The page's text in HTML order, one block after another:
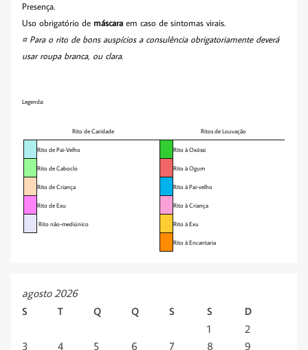
Presença.
Uso obrigatório de máscara em caso de sintomas virais.
¤ Para o rito de bons auspícios a consulência obrigatoriamente deverá
usar roupa branca, ou clara.
Legenda:
Rito de Caridade Ritos de Louvação
Rito de Pai-Velho Rito à Oxóssi
Rito de Caboclo Rito à Ogum
Rito de Criança Rito à Pai-velho
Rito de Exu Rito à Criança
Rito não-mediúnico Rito à Exu
Rito à Encantaria
agosto 2026
S T Q Q S S D
1
2
3
4 5 6 7 8
9